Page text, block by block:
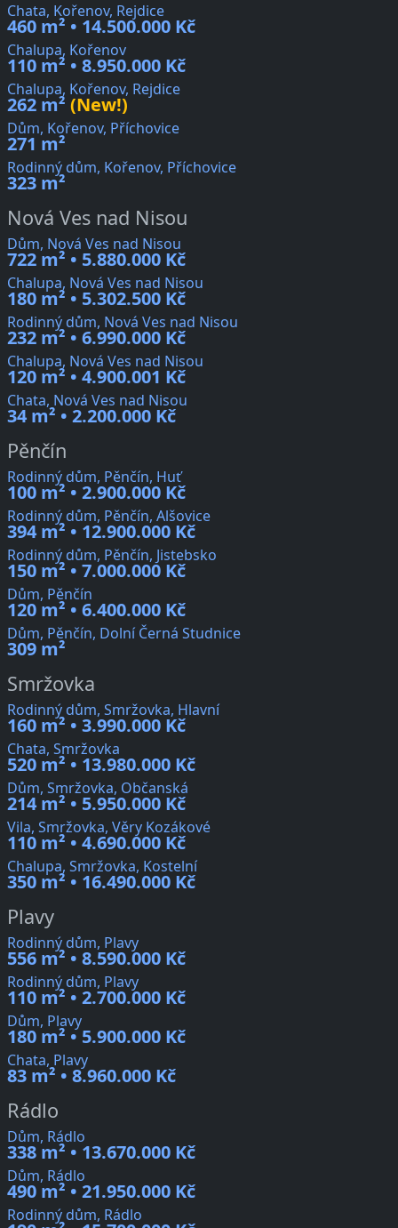
Chata, Kořenov, Rejdice
460 m² • 14.500.000 Kč
Chalupa, Kořenov
110 m² • 8.950.000 Kč
Chalupa, Kořenov, Rejdice
262 m² (New!)
Dům, Kořenov, Příchovice
271 m²
Rodinný dům, Kořenov, Příchovice
323 m²
Nová Ves nad Nisou
Dům, Nová Ves nad Nisou
722 m² • 5.880.000 Kč
Chalupa, Nová Ves nad Nisou
180 m² • 5.302.500 Kč
Rodinný dům, Nová Ves nad Nisou
232 m² • 6.990.000 Kč
Chalupa, Nová Ves nad Nisou
120 m² • 4.900.001 Kč
Chata, Nová Ves nad Nisou
34 m² • 2.200.000 Kč
Pěnčín
Rodinný dům, Pěnčín, Huť
100 m² • 2.900.000 Kč
Rodinný dům, Pěnčín, Alšovice
394 m² • 12.900.000 Kč
Rodinný dům, Pěnčín, Jistebsko
150 m² • 7.000.000 Kč
Dům, Pěnčín
120 m² • 6.400.000 Kč
Dům, Pěnčín, Dolní Černá Studnice
309 m²
Smržovka
Rodinný dům, Smržovka, Hlavní
160 m² • 3.990.000 Kč
Chata, Smržovka
520 m² • 13.980.000 Kč
Dům, Smržovka, Občanská
214 m² • 5.950.000 Kč
Vila, Smržovka, Věry Kozákové
110 m² • 4.690.000 Kč
Chalupa, Smržovka, Kostelní
350 m² • 16.490.000 Kč
Plavy
Rodinný dům, Plavy
556 m² • 8.590.000 Kč
Rodinný dům, Plavy
110 m² • 2.700.000 Kč
Dům, Plavy
180 m² • 5.900.000 Kč
Chata, Plavy
83 m² • 8.960.000 Kč
Rádlo
Dům, Rádlo
338 m² • 13.670.000 Kč
Dům, Rádlo
490 m² • 21.950.000 Kč
Rodinný dům, Rádlo